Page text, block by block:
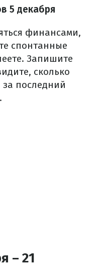
5 декабря
финансами,
спонтанные
Запишите
сколько
последний
– 21